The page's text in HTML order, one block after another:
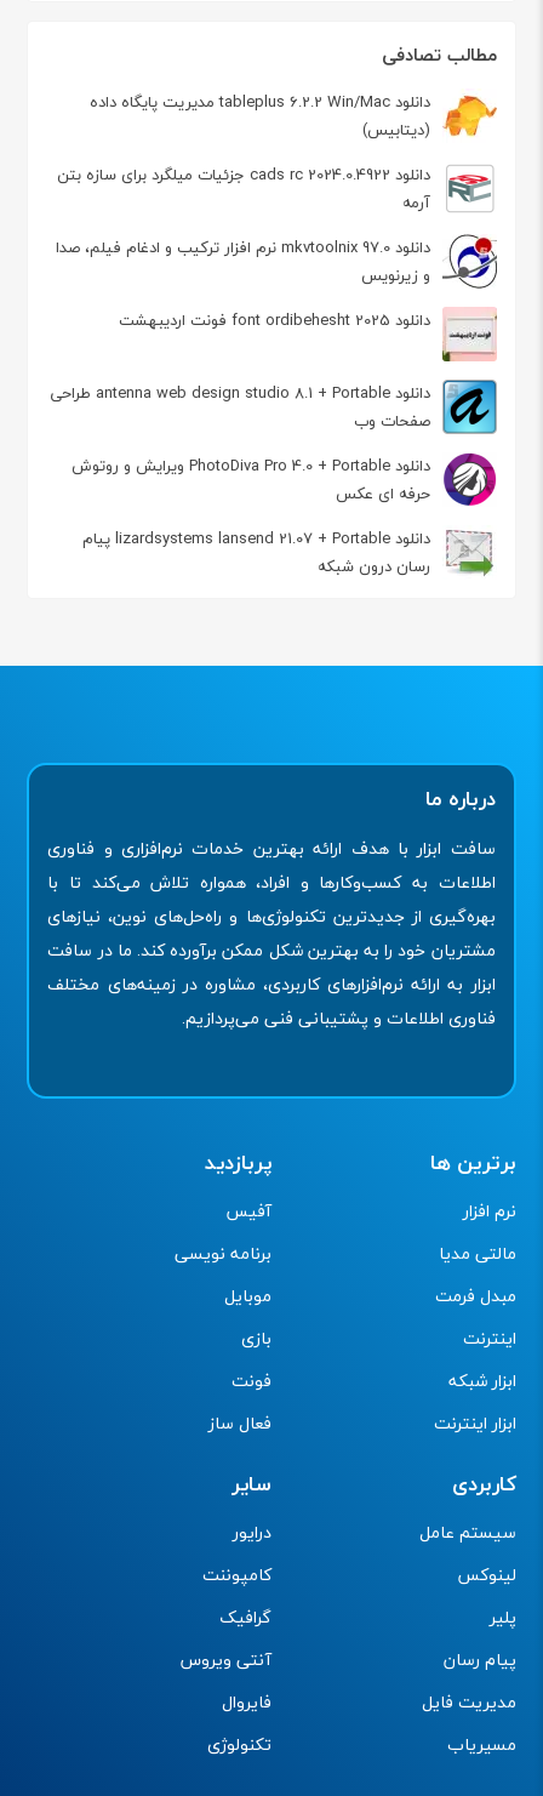
مطالب تصادفی
دانلود tableplus 6.2.2 Win/Mac مدیریت پایگاه داده
(دیتابیس)
دانلود cads rc 2024.0.4922 جزئیات میلگرد برای سازه بتن
آرمه
دانلود mkvtoolnix 97.0 نرم افزار ترکیب و ادغام فیلم، صدا
و زیرنویس
دانلود font ordibehesht 2025 فونت اردیبهشت
دانلود antenna web design studio 8.1 + Portable طراحی
صفحات وب
دانلود PhotoDiva Pro 4.0 + Portable ویرایش و روتوش
حرفه ای عکس
دانلود lizardsystems lansend 21.07 + Portable پیام
رسان درون شبکه
درباره ما
سافت ابزار با هدف ارائه بهترین خدمات نرم‌افزاری و فناوری
اطلاعات به کسب‌وکارها و افراد، همواره تلاش می‌کند تا با
بهره‌گیری از جدیدترین تکنولوژی‌ها و راه‌حل‌های نوین، نیازهای
مشتریان خود را به بهترین شکل ممکن برآورده کند. ما در سافت
ابزار به ارائه نرم‌افزارهای کاربردی، مشاوره در زمینه‌های مختلف
فناوری اطلاعات و پشتیبانی فنی می‌پردازیم.
برترین ها
نرم افزار
مالتی مدیا
مبدل فرمت
اینترنت
ابزار شبکه
ابزار اینترنت
پربازدید
آفیس
برنامه نویسی
موبایل
بازی
فونت
فعال ساز
کاربردی
سیستم عامل
لینوکس
پلیر
پیام رسان
مدیریت فایل
مسیریاب
سایر
درایور
کامپوننت
گرافیک
آنتی ویروس
فایروال
تکنولوژی